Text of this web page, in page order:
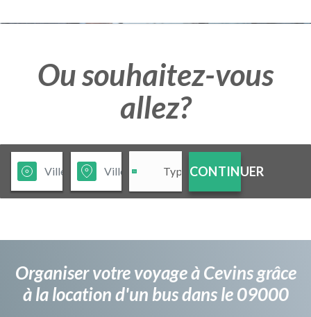
Ou souhaitez-vous
allez?
CONTINUER
Organiser votre voyage à Cevins grâce
à la location d'un bus dans le 09000